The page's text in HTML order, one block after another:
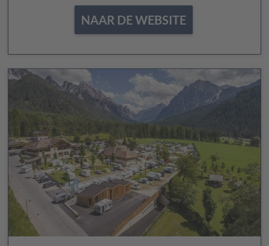
NAAR DE WEBSITE